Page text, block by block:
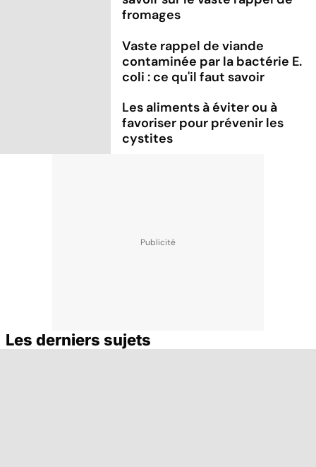
fromages
Vaste rappel de viande
contaminée par la bactérie E.
coli : ce qu'il faut savoir
Les aliments à éviter ou à
favoriser pour prévenir les
cystites
Les derniers sujets